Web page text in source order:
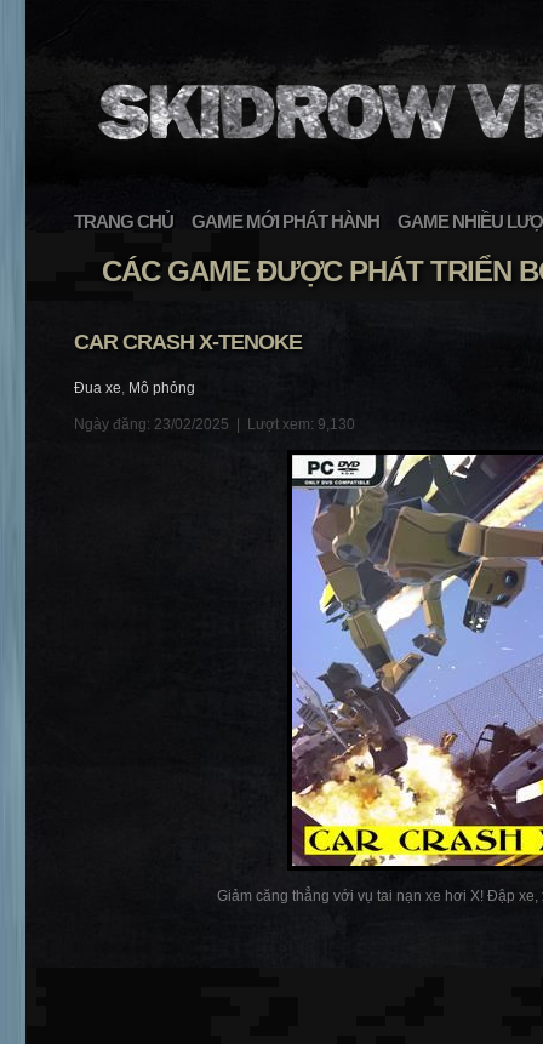
TRANG CHỦ GAME MỚI PHÁT HÀNH GAME NHIỀU
CÁC GAME ĐƯỢC PHÁT TRIỂN
CAR CRASH X-TENOKE
Đua xe, Mô phỏng
Ngày đăng: 23/02/2025 | Lượt xem: 9,130
Giảm căng thẳng với vụ tai nạn xe hơi X! Đập xe,